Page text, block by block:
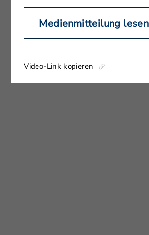
Medienmitteilung lesen
Video-Link kopieren